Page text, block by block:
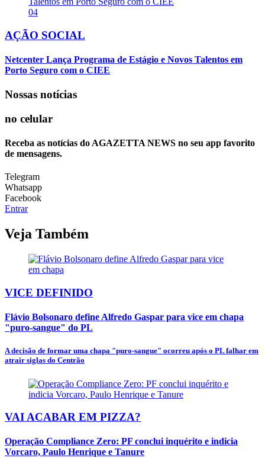
04
AÇÃO SOCIAL
Netcenter Lança Programa de Estágio e Novos Talentos em
Porto Seguro com o CIEE
Nossas notícias
no celular
Receba as notícias do AGAZETTA NEWS no seu app favorito
de mensagens.
Telegram
Whatsapp
Facebook
Entrar
Veja Também
VICE DEFINIDO
Flávio Bolsonaro define Alfredo Gaspar para vice em chapa
"puro-sangue" do PL
A decisão de formar uma chapa "puro-sangue" ocorreu após o PL falhar em
atrair siglas do Centrão
VAI ACABAR EM PIZZA?
Operação Compliance Zero: PF conclui inquérito e indicia
Vorcaro, Paulo Henrique e Tanure